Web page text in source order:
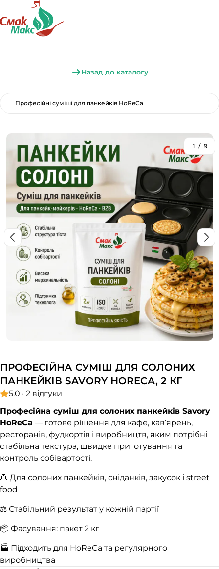
Назад до каталогу
Професійні суміші для панкейків HoReCa
1 / 9
ПРОФЕСІЙНА СУМІШ ДЛЯ СОЛОНИХ
ПАНКЕЙКІВ SAVORY HORECA, 2 КГ
5.0 · 2 відгуки
Професійна суміш для солоних панкейків Savory
HoReCa — готове рішення для кафе, кав’ярень,
ресторанів, фудкортів і виробництв, яким потрібні
стабільна текстура, швидке приготування та
контроль собівартості.
🥞 Для солоних панкейків, сніданків, закусок і street
food
⚖️ Стабільний результат у кожній партії
📦 Фасування: пакет 2 кг
🏭 Підходить для HoReCa та регулярного
виробництва